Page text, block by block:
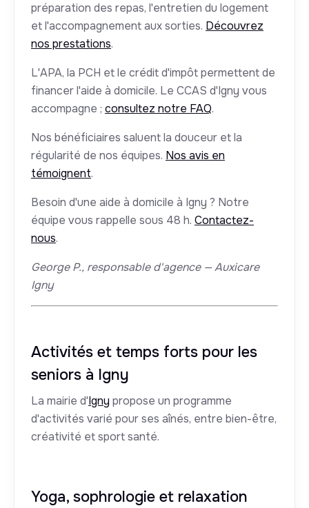
préparation des repas, l'entretien du logement
et l'accompagnement aux sorties. Découvrez
nos prestations.
L'APA, la PCH et le crédit d'impôt permettent de
financer l'aide à domicile. Le CCAS d'Igny vous
accompagne ; consultez notre FAQ.
Nos bénéficiaires saluent la douceur et la
régularité de nos équipes. Nos avis en
témoignent.
Besoin d'une aide à domicile à Igny ? Notre
équipe vous rappelle sous 48 h. Contactez-
nous.
George P., responsable d'agence — Auxicare
Igny
Activités et temps forts pour les
seniors à Igny
La mairie d'Igny propose un programme
d'activités varié pour ses aînés, entre bien-être,
créativité et sport santé.
Yoga, sophrologie et relaxation